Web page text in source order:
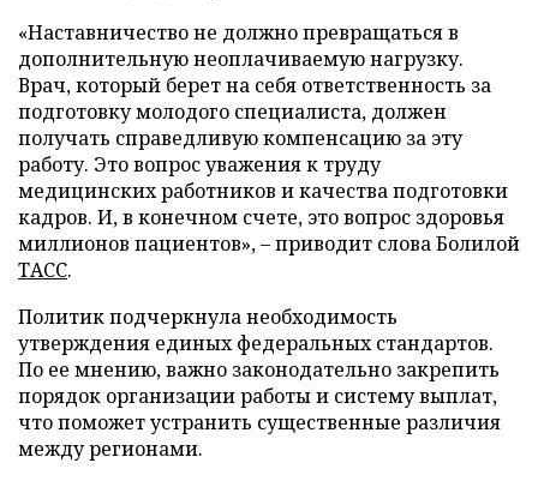
«Наставничество не должно превращаться в
дополнительную неоплачиваемую нагрузку.
Врач, который берет на себя ответственность за
подготовку молодого специалиста, должен
получать справедливую компенсацию за эту
работу. Это вопрос уважения к труду
медицинских работников и качества подготовки
кадров. И, в конечном счете, это вопрос здоровья
миллионов пациентов», – приводит слова Болилой
ТАСС.
Политик подчеркнула необходимость
утверждения единых федеральных стандартов.
По ее мнению, важно законодательно закрепить
порядок организации работы и систему выплат,
что поможет устранить существенные различия
между регионами.